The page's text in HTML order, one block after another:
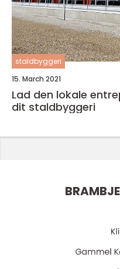
staldbyggeri
15. March 2021
Lad den lokale
dit staldbyggeri